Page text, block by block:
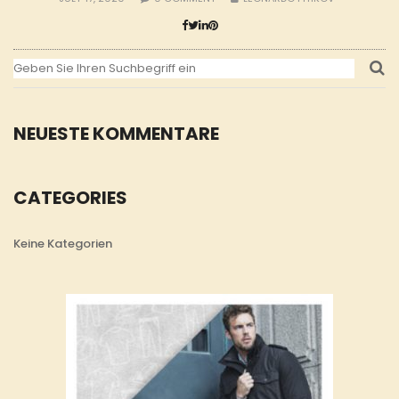
NEUESTE KOMMENTARE
CATEGORIES
Keine Kategorien